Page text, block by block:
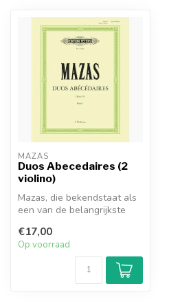
MAZAS
Duos Abecedaires (2
violino)
Mazas, die bekendstaat als
een van de belangrijkste
ee...
€17,00
Op voorraad